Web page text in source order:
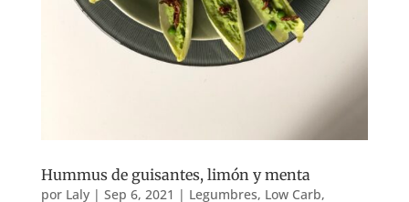
Hummus de guisantes, limón y menta
por Laly| Sep 6, 2021 | Legumbres, Low Carb,